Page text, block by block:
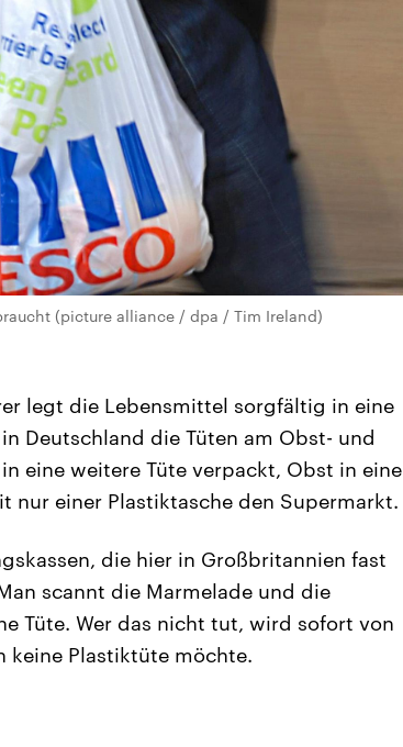
(picture alliance / dpa / Tim Ireland)
legt die Lebensmittel sorgfältig in eine
Deutschland die Tüten am Obst- und
eine weitere Tüte verpackt, Obst in eine
nur einer Plastiktasche den Supermarkt.
die hier in Großbritannien fast
scannt die Marmelade und die
Tüte. Wer das nicht tut, wird sofort von
keine Plastiktüte möchte.